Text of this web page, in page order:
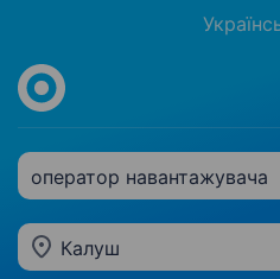
оператор навантажувача
Калуш